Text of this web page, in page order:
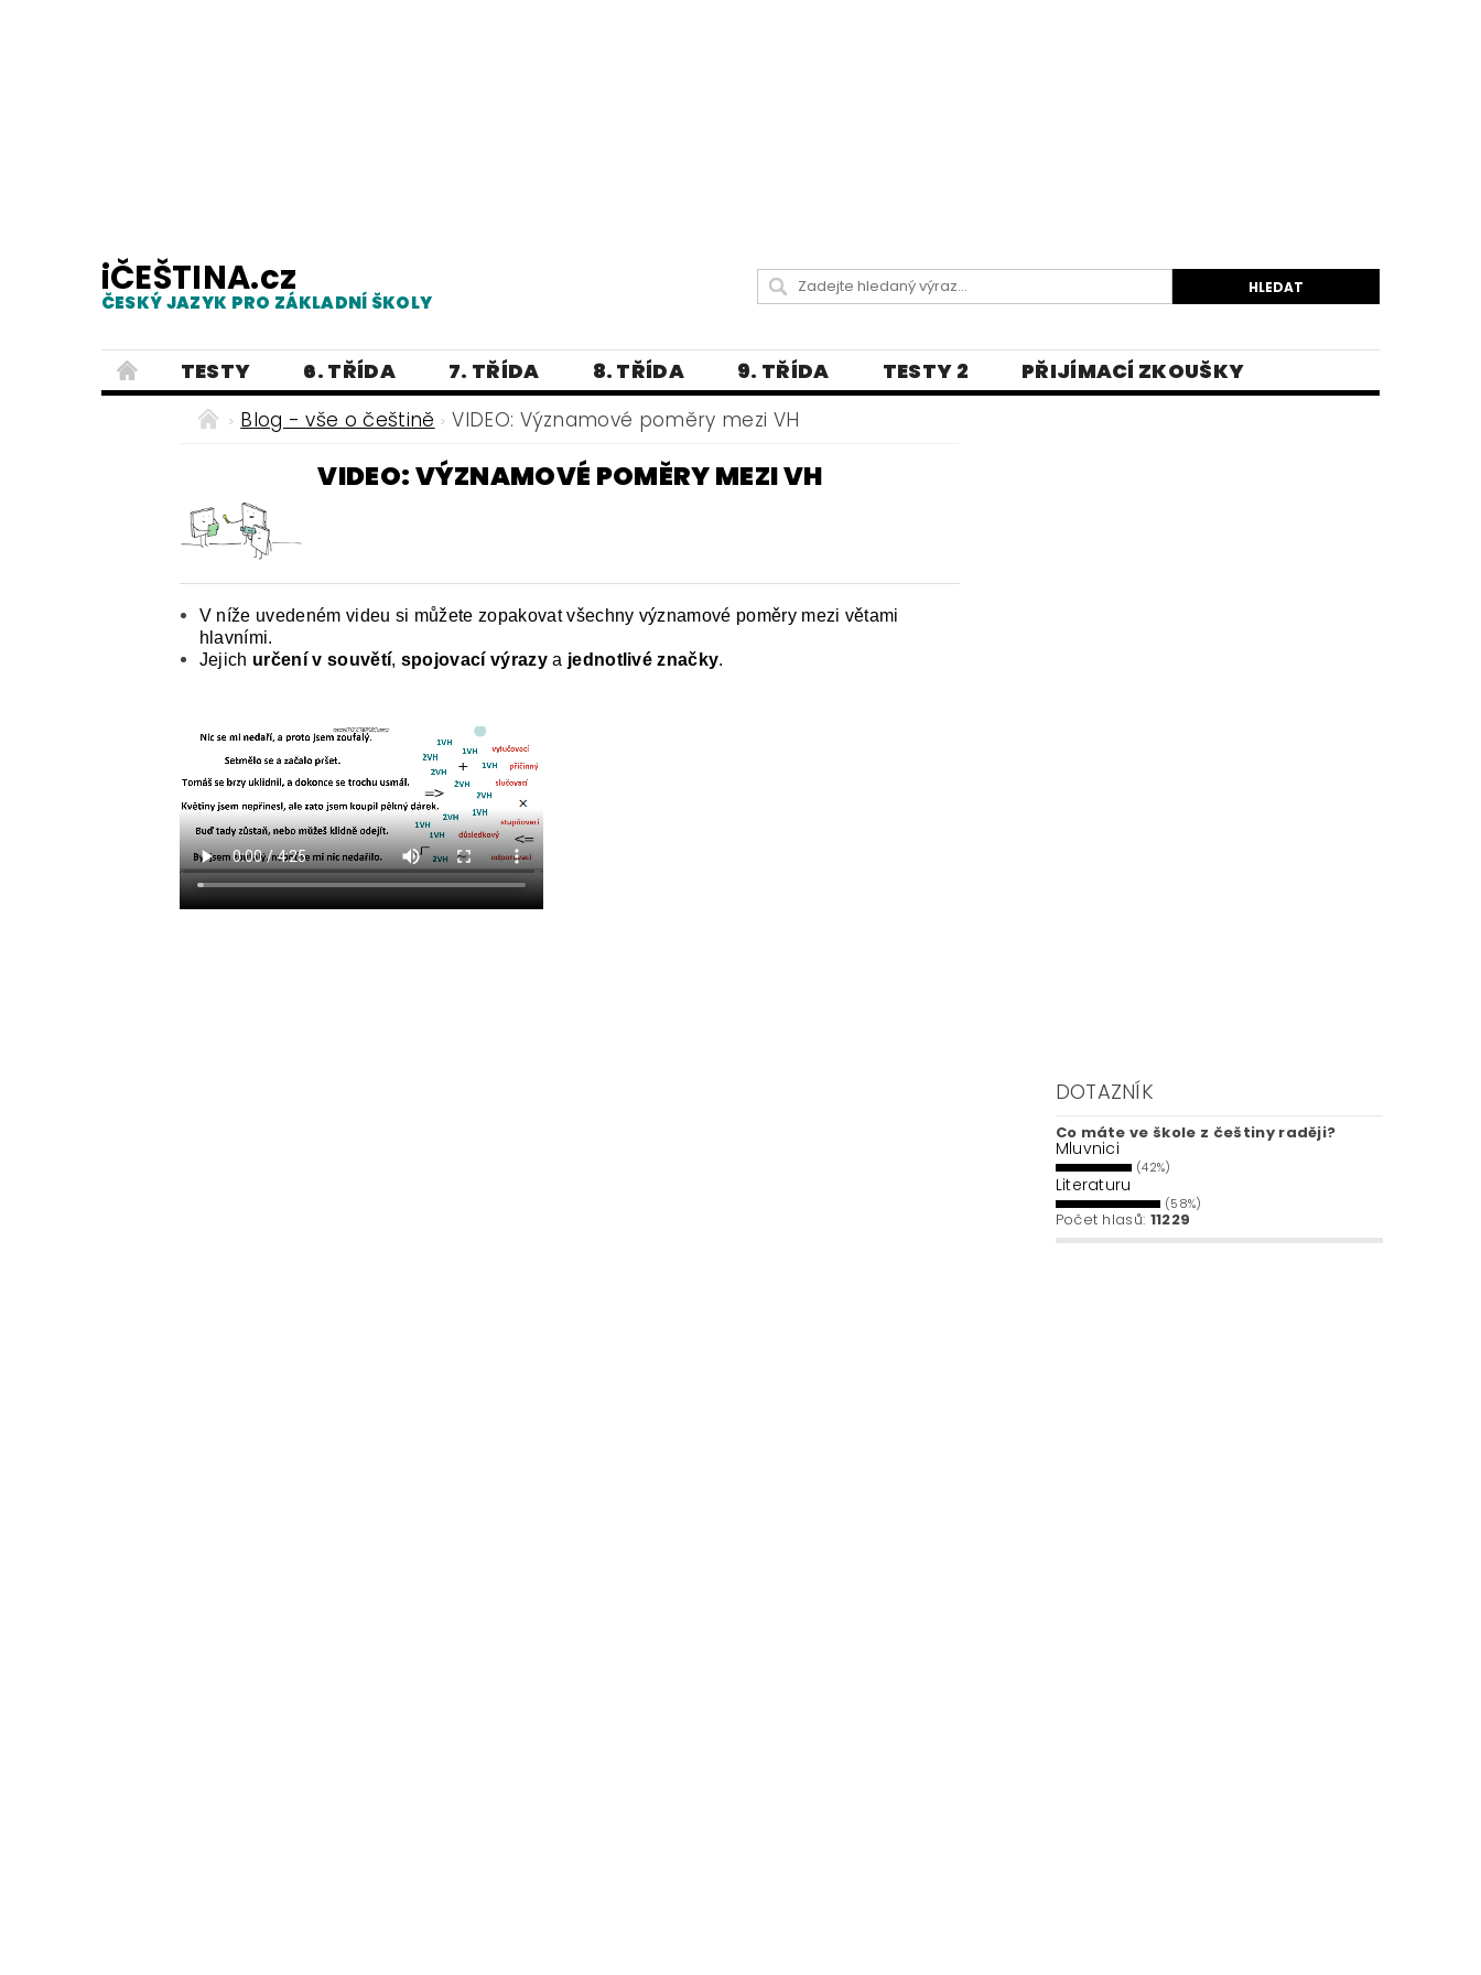
iČEŠTINA.cz
ČESKÝ JAZYK PRO ZÁKLADNÍ ŠKOLY
TESTY 6. TŘÍDA 7. TŘÍDA 8. TŘÍDA 9. TŘÍDA TESTY 2
PŘIJÍMACÍ ZKOUŠKY
PRAVOPIS
PRACOVNÍ LISTY LITERATURA JAZYKOVĚDNÝ SLOVNÍČEK
ČEŠTINA PRO UKRAJINCE - ЧЕСЬКА МОВА ДЛЯ УКРАЇНЦІВ
BLOG - VŠE O ČEŠTINĚ
ČESKÝ JAZYK PRO STŘEDNÍ ŠKOLY
Blog - vše o češtině VIDEO: Významové poměry mezi VH
VIDEO: VÝZNAMOVÉ POMĚRY MEZI VH
V níže uvedeném videu si můžete zopakovat všechny významové poměry mezi větami
hlavními.
Jejich určení v souvětí, spojovací výrazya jednotlivé značky.
DOTAZNÍK
Co máte ve škole z češtiny raději?
Mluvnici
(42%)
Literaturu
(58%)
Počet hlasů: 11229